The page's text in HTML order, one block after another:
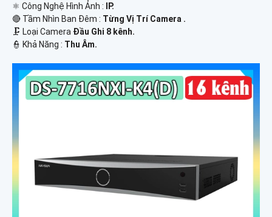
⚛️ Công Nghệ Hình Ảnh :
IP.
🔴 Tầm Nhìn Ban Đêm : Từng Vị Trí Camera .
🗜️ Loại Camera Đầu Ghi 8 kênh.
️👮 Khả Năng : Thu Âm.